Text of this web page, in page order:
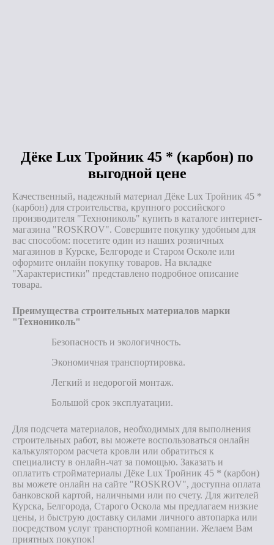
Дёке Lux Тройник 45 * (карбон) по
выгодной цене
Качественный, надежный материал Дёке Lux Тройник 45 *
(карбон) для строительства, крупного российского
производителя "Технониколь" купить в каталоге интернет-
магазина "ROSKROV". Совершите покупку удобным для
вас способом: посетите один из наших розничных
магазинов в Курске, Белгороде и Старом Осколе или
оформите онлайн покупку товаров. На вкладке
"Характеристики" представлено подробное описание
товара.
Преимущества строительных материалов марки
"Технониколь"
Безопасность и экологичность.
Экономичная транспортировка.
Легкий и недорогой монтаж.
Большой срок эксплуатации.
Для подсчета материалов, необходимых для выполнения
строительных работ, вы можете воспользоваться онлайн
калькулятором расчета кровли или обратиться к
специалисту в онлайн-чат за помощью. Заказать и
оплатить стройматериалы Дёке Lux Тройник 45 * (карбон)
вы можете онлайн на сайте "ROSKROV", доступна оплата
банковской картой, наличными или по счету. Для жителей
Курска, Белгорода, Старого Оскола мы предлагаем низкие
цены, и быструю доставку силами личного автопарка или
посредством услуг транспортной компании. Желаем Вам
приятных покупок!